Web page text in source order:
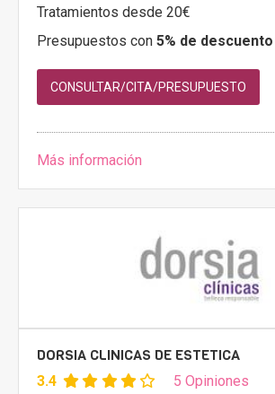
Tratamientos desde 20€
Presupuestos con 5% de
CONSULTAR/CITA/PRESUPUESTO
Más información
DORSIA CLINICAS DE ESTETICA
3.4 5 Opiniones